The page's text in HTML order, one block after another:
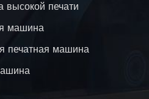
высокой печати
машина
печатная машина